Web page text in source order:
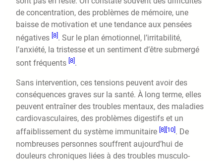
de concentration, des problèmes de mémoire, une
baisse de motivation et une tendance aux pensées
négatives [8] . Sur le plan émotionnel, l’irritabilité,
l’anxiété, la tristesse et un sentiment d’être submergé
sont fréquents [8] .
Sans intervention, ces tensions peuvent avoir des
conséquences graves sur la santé. À long terme, elles
peuvent entraîner des troubles mentaux, des maladies
cardiovasculaires, des problèmes digestifs et un
affaiblissement du système immunitaire [8] [10]. De
nombreuses personnes souffrent aujourd’hui de
douleurs chroniques liées à des troubles musculo-